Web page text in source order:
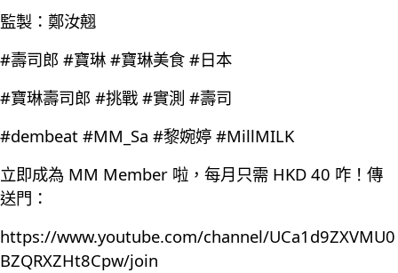
監製：鄭汝翹
#壽司郎 #寶琳 #寶琳美食 #日本
#寶琳壽司郎 #挑戰 #實測 #壽司
#dembeat #MM_Sa #黎婉婷 #MillMILK
立即成為 MM Member 啦，每月只需 HKD 40 咋！傳
送門：
https://www.youtube.com/channel/UCa1d9ZXVMU0
BZQRXZHt8Cpw/join